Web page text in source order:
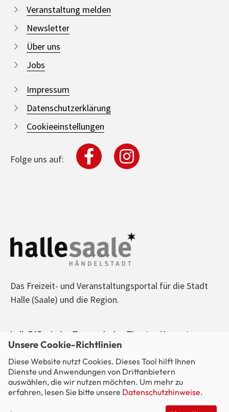
Veranstaltung melden
Newsletter
Über uns
Jobs
Impressum
Datenschutzerklärung
Cookieeinstellungen
Folge uns auf:
Das Freizeit- und Veranstaltungsportal für die Stadt
Halle (Saale) und die Region.
halle365 - Jeden Tag was los! - Theater, Konzerte,
Sport, Kino, Ausstellungen, Freizeit, Party - alle
Veranstaltungen im Blick.
Unsere Cookie-Richtlinien
Diese Website nutzt Cookies. Dieses Tool hilft Ihnen
Dienste und Anwendungen von Drittanbietern
auswählen, die wir nutzen möchten. Um mehr zu
erfahren, lesen Sie bitte unsere Datenschutzhinweise.